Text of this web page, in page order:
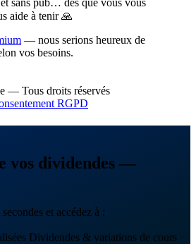
aide à tenir 🙏
— nous serions heureux de
vos besoins.
— Tous droits réservés
RGPD
vos dividendes —
et accédez à :
Dividendes & variations de cours